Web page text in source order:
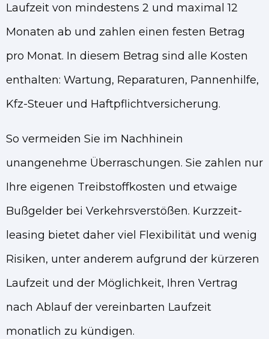
Laufzeit von mindestens 2 und maximal 12
Monaten ab und zahlen einen festen Betrag
pro Monat. In diesem Betrag sind alle Kosten
enthalten: Wartung, Reparaturen, Pannenhilfe,
Kfz-Steuer und Haftpflichtversicherung.
So vermeiden Sie im Nachhinein
unangenehme Überraschungen. Sie zahlen nur
Ihre eigenen Treibstoffkosten und etwaige
Bußgelder bei Verkehrsverstößen. Kurzzeit-
leasing bietet daher viel Flexibilität und wenig
Risiken, unter anderem aufgrund der kürzeren
Laufzeit und der Möglichkeit, Ihren Vertrag
nach Ablauf der vereinbarten Laufzeit
monatlich zu kündigen.